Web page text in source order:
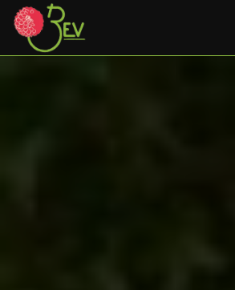
Panneau de gestion des cookies